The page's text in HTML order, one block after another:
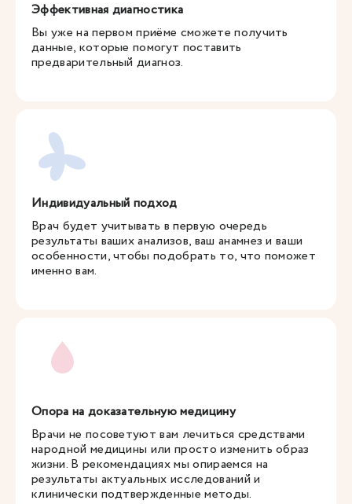
Эффективная диагностика
Вы уже на первом приёме сможете получить
данные, которые помогут поставить
предварительный диагноз.
Индивидуальный подход
Врач будет учитывать в первую очередь
результаты ваших анализов, ваш анамнез и ваши
особенности, чтобы подобрать то, что поможет
именно вам.
Опора на доказательную медицину
Врачи не посоветуют вам лечиться средствами
народной медицины или просто изменить образ
жизни. В рекомендациях мы опираемся на
результаты актуальных исследований и
клинически подтвержденные методы.